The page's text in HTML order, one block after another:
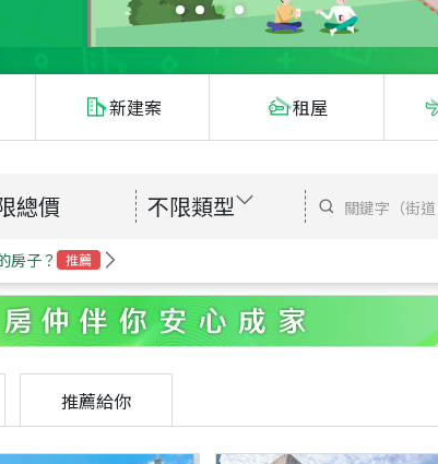
新建案 租屋
總價 不限類型
房子？ 推薦
推薦給你